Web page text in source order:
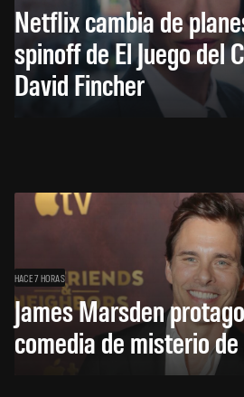
Netflix cambia de
spinoff de El Juego del
David Fincher
HACE 7 HORAS
James Marsden
comedia de misterio